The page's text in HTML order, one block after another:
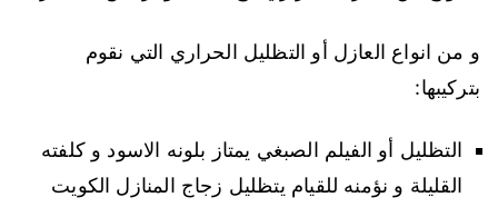
و من انواع العازل أو التظليل الحراري التي نقوم
بتركيبها:
التظليل أو الفيلم الصبغي يمتاز بلونه الاسود و كلفته
القليلة و نؤمنه للقيام يتظليل زجاج المنازل الكويت